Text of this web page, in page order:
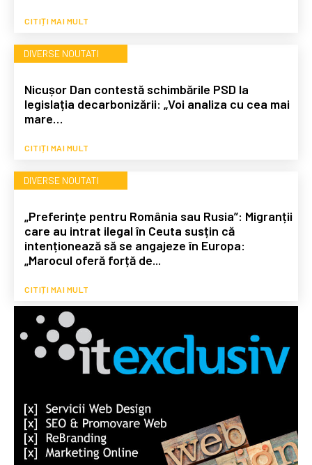
CITIȚI MAI MULT
DIVERSE NOUTATI
Nicușor Dan contestă schimbările PSD la
legislația decarbonizării: „Voi analiza cu cea mai
mare…
CITIȚI MAI MULT
DIVERSE NOUTATI
„Preferințe pentru România sau Rusia”: Migranții
care au intrat ilegal în Ceuta susțin că
intenționează să se angajeze în Europa:
„Marocul oferă forță de...
CITIȚI MAI MULT